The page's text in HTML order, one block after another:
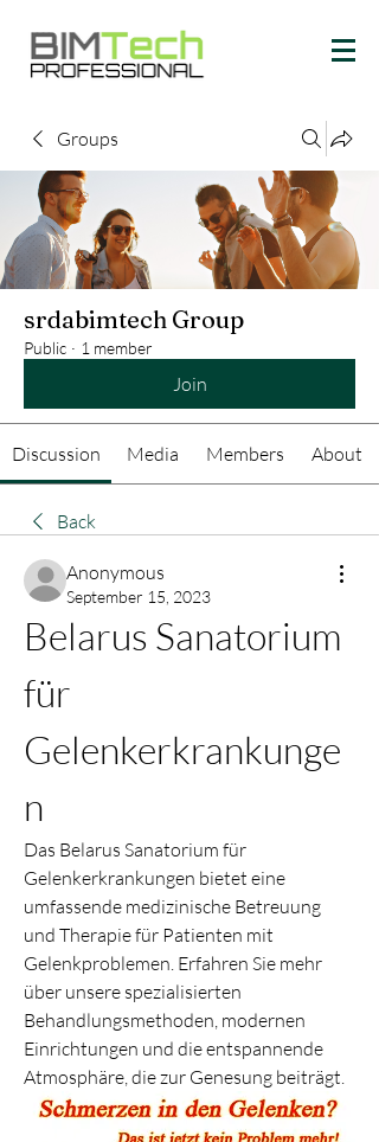
Groups
srdabimtech Group
Public · 1 member
Join
Discussion Media Members About
Back
Anonymous
September 15, 2023
Belarus Sanatorium
für
Gelenkerkrankunge
n
Das Belarus Sanatorium für
Gelenkerkrankungen bietet eine
umfassende medizinische Betreuung
und Therapie für Patienten mit
Gelenkproblemen. Erfahren Sie mehr
über unsere spezialisierten
Behandlungsmethoden, modernen
Einrichtungen und die entspannende
Atmosphäre, die zur Genesung beiträgt.